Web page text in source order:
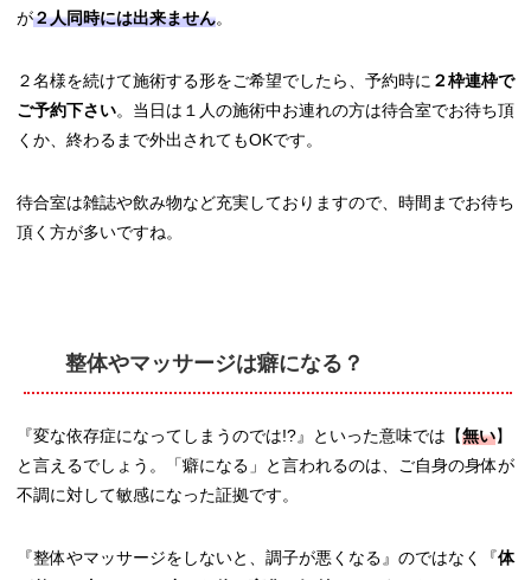
が２人同時には出来ません。
２名様を続けて施術する形をご希望でしたら、予約時に ２枠連枠で
ご予約下さい。当日は１人の施術中お連れの方は待合室でお待ち頂
くか、終わるまで外出されてもOKです。
待合室は雑誌や飲み物など充実しておりますので、時間までお待ち
頂く方が多いですね。
整体やマッサージは癖になる？
『変な依存症になってしまうのでは!?』といった意味では【無い】
と言えるでしょう。「癖になる」と言われるのは、ご自身の身体が
不調に対して敏感になった証拠です。
『整体やマッサージをしないと、調子が悪くなる』のではなく『体